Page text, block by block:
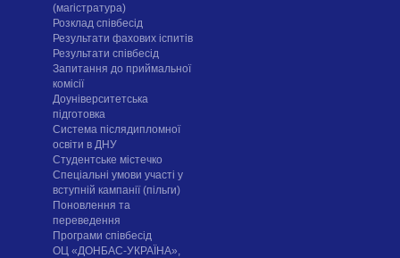
(магістратура)
Розклад співбесід
Результати фахових іспитів
Результати співбесід
Запитання до приймальної
комісії
Доуніверситетська
підготовка
Система післядипломної
освіти в ДНУ
Cтудентське містечко
Спеціальні умови участі у
вступній кампанії (пільги)
Поновлення та
переведення
Програми співбесід
ОЦ «ДОНБАС-УКРАЇНА»,